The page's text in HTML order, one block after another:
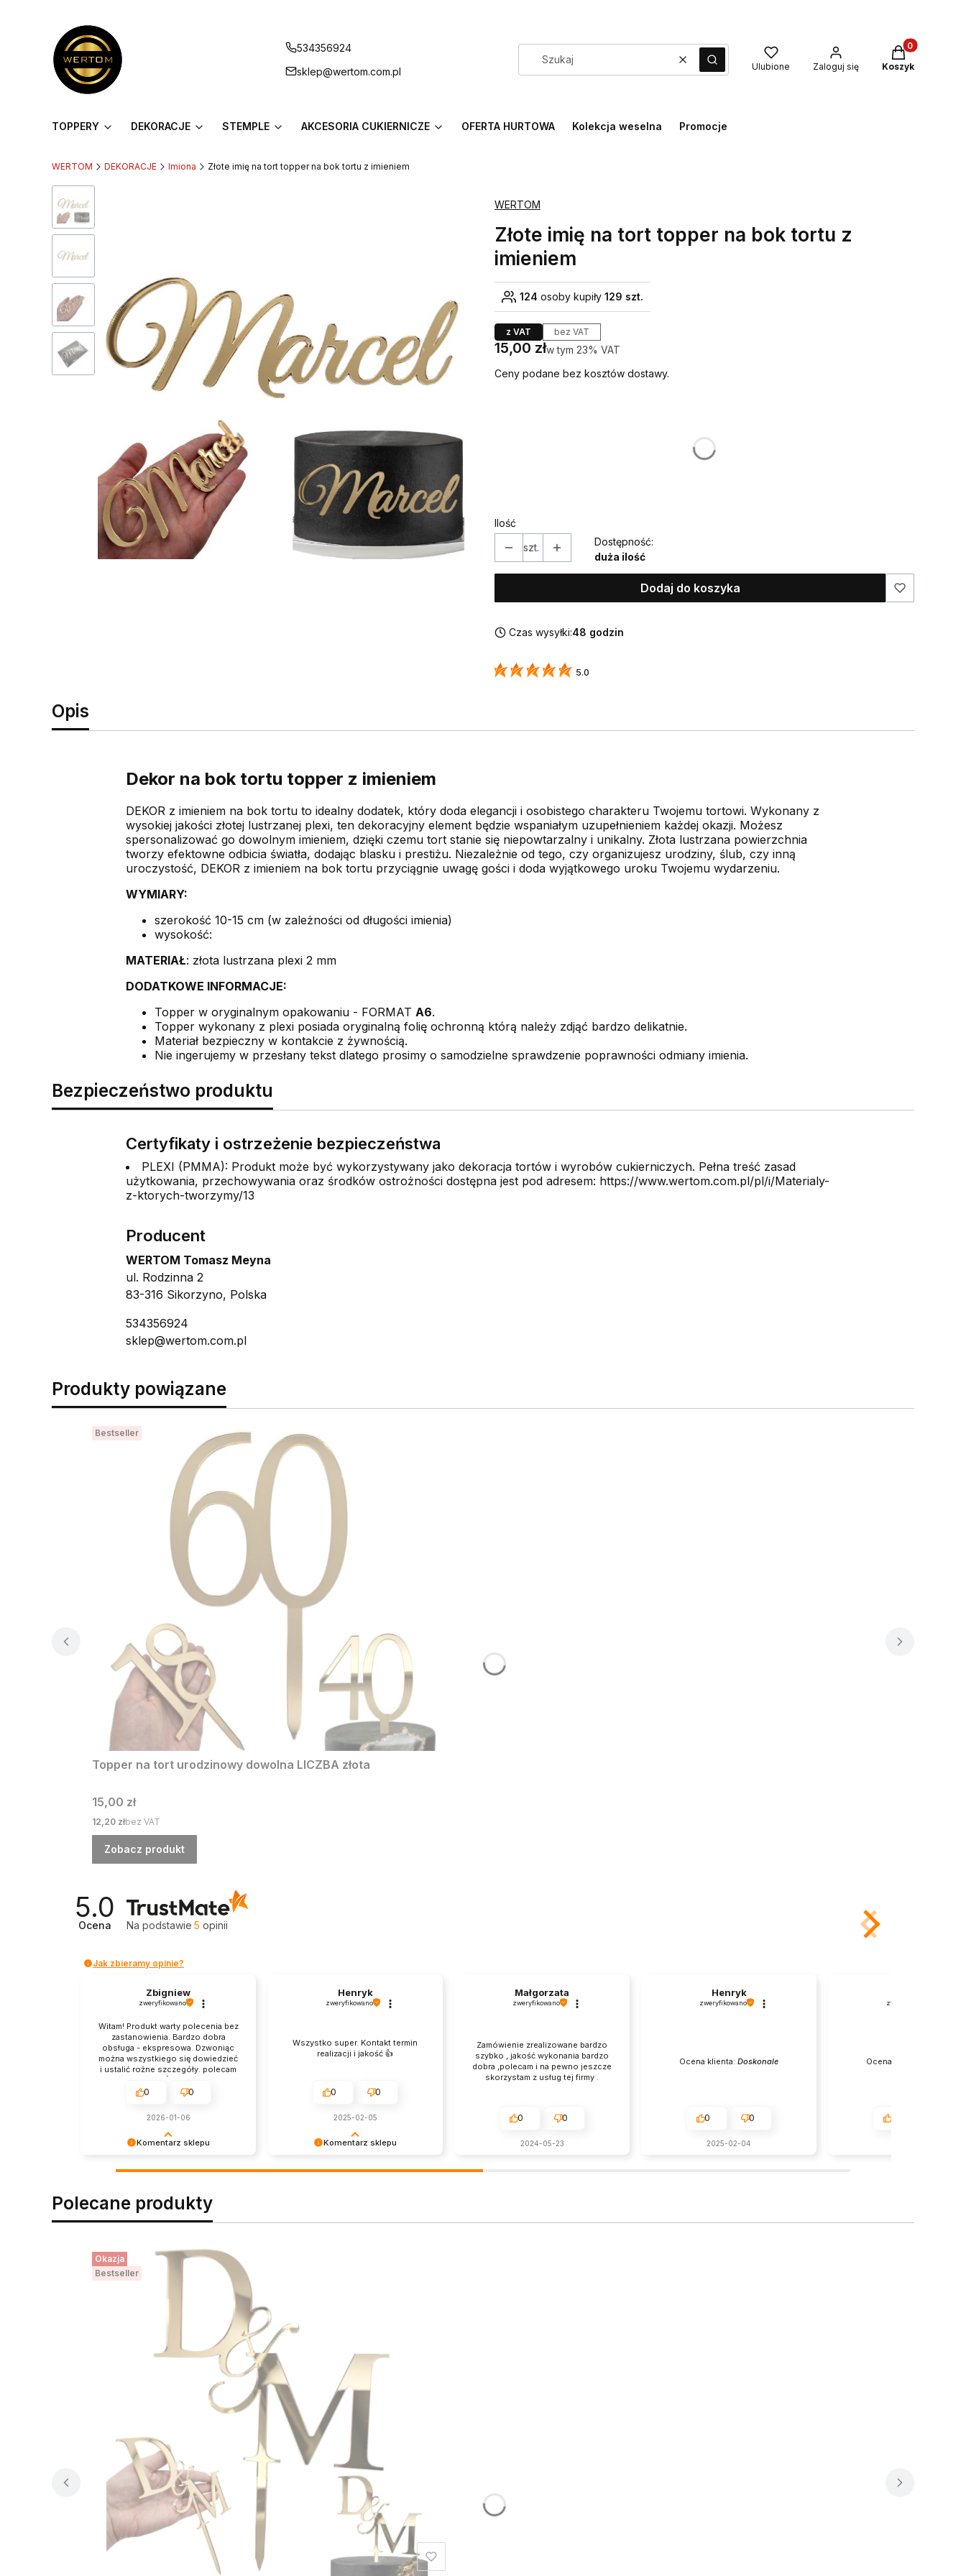
534356924
sklep@wertom.com.pl
WyczyśćSzukaj Ulubione Zaloguj się
Produkty w
Koszyk
TOPPERY DEKORACJE STEMPLE AKCESORIA CUKIERNICZE OFERTA HURTOWA Kolekcja weselna Promocje
WERTOM DEKORACJE Imiona Złote imię na tort topper na bok tortu z imieniem
WERTOM
Złote imię na tort topper na bok tortu z
imieniem
124 osoby kupiły 129 szt.
z VAT bez VAT
Cena
15,00 złw tym 23% VAT
w tym 23% VAT
Ceny podane bez kosztów dostawy.
Ilość
szt.
Dostępność:
duża ilość
Dodaj do koszyka
Czas wysyłki:48 godzin
5.0
Opis
Dekor na bok tortu topper z imieniem
DEKOR z imieniem na bok tortu to idealny dodatek, który doda elegancji i osobistego charakteru Twojemu tortowi. Wykonany z
wysokiej jakości złotej lustrzanej plexi, ten dekoracyjny element będzie wspaniałym uzupełnieniem każdej okazji. Możesz
spersonalizować go dowolnym imieniem, dzięki czemu tort stanie się niepowtarzalny i unikalny. Złota lustrzana powierzchnia
tworzy efektowne odbicia światła, dodając blasku i prestiżu. Niezależnie od tego, czy organizujesz urodziny, ślub, czy inną
uroczystość, DEKOR z imieniem na bok tortu przyciągnie uwagę gości i doda wyjątkowego uroku Twojemu wydarzeniu.
WYMIARY:
szerokość 10-15 cm (w zależności od długości imienia)
wysokość:
MATERIAŁ: złota lustrzana plexi 2 mm
DODATKOWE INFORMACJE:
Topper w oryginalnym opakowaniu - FORMAT A6.
Topper wykonany z plexi posiada oryginalną folię ochronną którą należy zdjąć bardzo delikatnie.
Materiał bezpieczny w kontakcie z żywnością.
Nie ingerujemy w przesłany tekst dlatego prosimy o samodzielne sprawdzenie poprawności odmiany imienia.
Bezpieczeństwo produktu
Certyfikaty i ostrzeżenie bezpieczeństwa
PLEXI (PMMA): Produkt może być wykorzystywany jako dekoracja tortów i wyrobów cukierniczych. Pełna treść zasad
użytkowania, przechowywania oraz środków ostrożności dostępna jest pod adresem: https://www.wertom.com.pl/pl/i/Materialy-
z-ktorych-tworzymy/13
Producent
WERTOM Tomasz Meyna
ul. Rodzinna 2
83-316 Sikorzyno, Polska
534356924
sklep@wertom.com.pl
Produkty powiązane
Bestseller
Topper na tort urodzinowy dowolna LICZBA złota
Cena
15,00 zł
Cena
12,20 złbez VAT
Zobacz produkt
5.0
Ocena Na podstawie 5 opinii
Jak zbieramy opinie?
Komentarz sklepu
Zbigniew
zweryfikowano
Witam! Produkt warty polecenia bez
zastanowienia. Bardzo dobra
obsługa - ekspresowa. Dzwoniąc
można wszystkiego się dowiedzieć
i ustalić rożne szczegóły. polecam
0 0
2026-01-06
Komentarz sklepu
Henryk
zweryfikowano
Wszystko super. Kontakt termin
realizacji i jakość 👍️
0 0
2025-02-05
Małgorzata
zweryfikowano
Zamówienie zrealizowane bardzo
szybko , jakość wykonania bardzo
dobra ,polecam i na pewno jeszcze
skorzystam z usług tej firmy .
0 0
2024-05-23
Henryk
zweryfikowano
Ocena klienta: Doskonale
0 0
2025-02-04
zweryfikowano
Ocena klienta:
Polecane produkty
Okazja
Bestseller